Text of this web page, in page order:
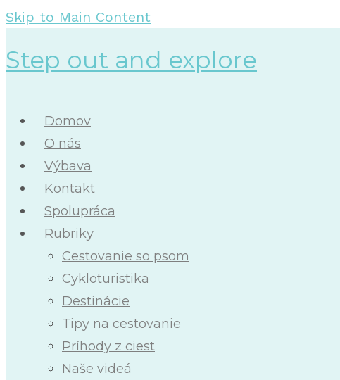
Skip to Main Content
Step out and explore
Domov
O nás
Výbava
Kontakt
Spolupráca
Rubriky
Cestovanie so psom
Cykloturistika
Destinácie
Tipy na cestovanie
Príhody z ciest
Naše videá